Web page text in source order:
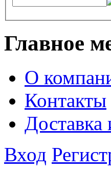
Главное
О
Контакты
Доставка
Вход